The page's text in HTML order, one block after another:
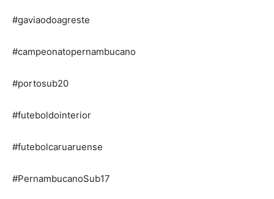
#gaviaodoagreste
#campeonatopernambucano
#portosub20
#futeboldointerior
#futebolcaruaruense
#PernambucanoSub17